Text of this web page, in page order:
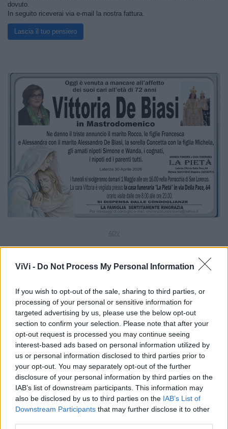
ViVi - Do Not Process My Personal Information
If you wish to opt-out of the sale, sharing to third parties, or
processing of your personal or sensitive information for
targeted advertising by us, please use the below opt-out
section to confirm your selection. Please note that after your
opt-out request is processed you may continue seeing
interest-based ads based on personal information utilized by
us or personal information disclosed to third parties prior to
your opt-out. You may separately opt-out of the further
disclosure of your personal information by third parties on the
IAB’s list of downstream participants. This information may
also be disclosed by us to third parties on the IAB’s List of
Downstream Participants that may further disclose it to other
dovuto.
In seguito riceverai via e-mail la nostra fattura.
Lascia il tuo pensiero